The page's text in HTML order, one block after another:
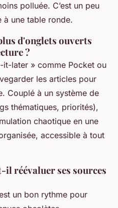
polluée. C’est un peu
à une table ronde.
d'onglets ouverts
?
it-later » comme Pocket ou
les articles pour
Couplé à un système de
thématiques, priorités),
chaotique en une
accessible à tout
il réévaluer ses sources
un bon rythme pour